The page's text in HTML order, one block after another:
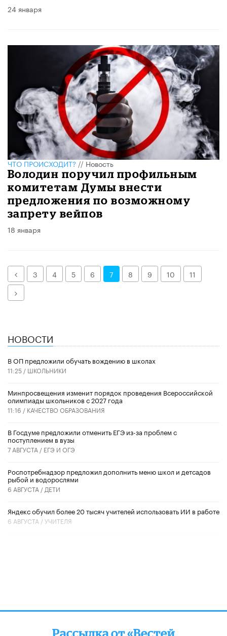
24 января
ЧТО ПРОИСХОДИТ?//Новость
Володин поручил профильным
комитетам Думы внести
предложения по возможному
запрету вейпов
18 января
Назад
3 4 5 6 7 8 9 10
11
Далее
НОВОСТИ
В ОП предложили обучать вождению в школах
11:25 / ШКОЛЬНИКИ
Минпросвещения изменит порядок проведения Всероссийской
олимпиады школьников с 2027 года
11:16 / КАЧЕСТВО ОБРАЗОВАНИЯ
В Госдуме предложили отменить ЕГЭ из-за проблем с
поступлением в вузы
7 АВГУСТА / ЕГЭ И ОГЭ
Роспотребнадзор предложил дополнить меню школ и детсадов
рыбой и водорослями
6 АВГУСТА / ДЕТИ
​Яндекс обучил более 20 тысяч учителей использовать ИИ в работе
6 АВГУСТА /УЧИТЕЛЯ
Рассылка от «Вестей